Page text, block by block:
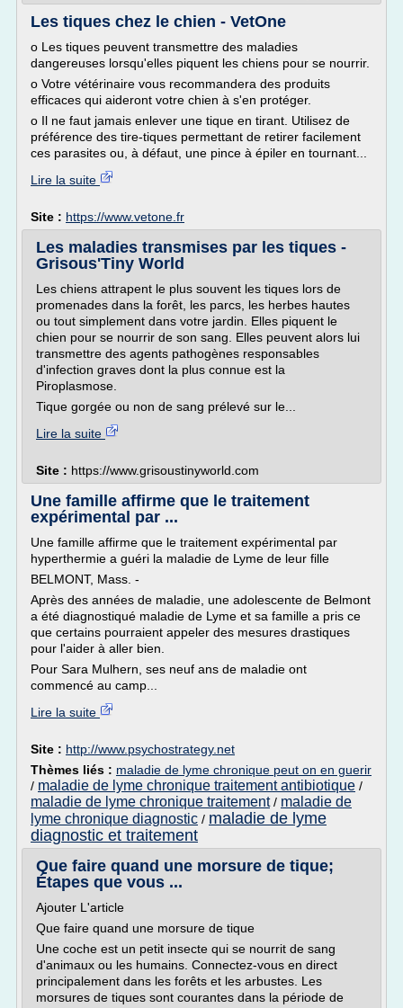
Les tiques chez le chien - VetOne
o Les tiques peuvent transmettre des maladies
dangereuses lorsqu'elles piquent les chiens pour se nourrir.
o Votre vétérinaire vous recommandera des produits
efficaces qui aideront votre chien à s'en protéger.
o Il ne faut jamais enlever une tique en tirant. Utilisez de
préférence des tire-tiques permettant de retirer facilement
ces parasites ou, à défaut, une pince à épiler en tournant...
Lire la suite
Site : https://www.vetone.fr
Les maladies transmises par les tiques -
Grisous'Tiny World
Les chiens attrapent le plus souvent les tiques lors de
promenades dans la forêt, les parcs, les herbes hautes
ou tout simplement dans votre jardin. Elles piquent le
chien pour se nourrir de son sang. Elles peuvent alors lui
transmettre des agents pathogènes responsables
d'infection graves dont la plus connue est la
Piroplasmose.
Tique gorgée ou non de sang prélevé sur le...
Lire la suite
Site : https://www.grisoustinyworld.com
Une famille affirme que le traitement
expérimental par ...
Une famille affirme que le traitement expérimental par
hyperthermie a guéri la maladie de Lyme de leur fille
BELMONT, Mass. -
Après des années de maladie, une adolescente de Belmont
a été diagnostiqué maladie de Lyme et sa famille a pris ce
que certains pourraient appeler des mesures drastiques
pour l'aider à aller bien.
Pour Sara Mulhern, ses neuf ans de maladie ont
commencé au camp...
Lire la suite
Site : http://www.psychostrategy.net
Thèmes liés : maladie de lyme chronique peut on en guerir
/ maladie de lyme chronique traitement antibiotique /
maladie de lyme chronique traitement/ maladie de
lyme chronique diagnostic / maladie de lyme
diagnostic et traitement
Que faire quand une morsure de tique;
Étapes que vous ...
Ajouter L'article
Que faire quand une morsure de tique
Une coche est un petit insecte qui se nourrit de sang
d'animaux ou les humains. Connectez-vous en direct
principalement dans les forêts et les arbustes. Les
morsures de tiques sont courantes dans la période de